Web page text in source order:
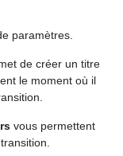
paramètres.
de créer un titre
le moment où il
vous permettent